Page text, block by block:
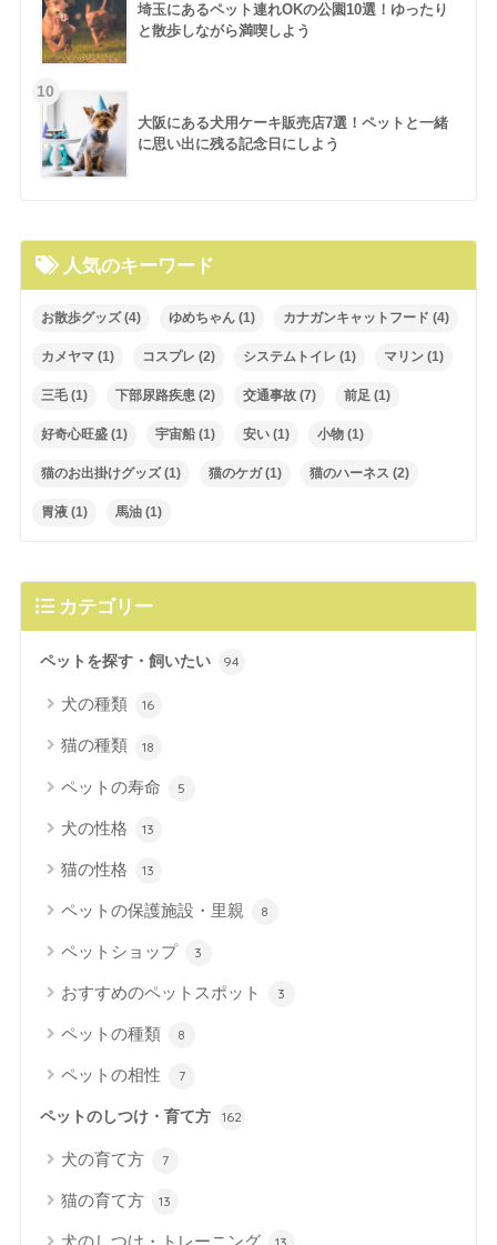
埼玉にあるペット連れOKの公園10選！ゆったり
と散歩しながら満喫しよう
大阪にある犬用ケーキ販売店7選！ペットと一緒
に思い出に残る記念日にしよう
人気のキーワード
お散歩グッズ(4) ゆめちゃん(1) カナガンキャットフード (4)
カメヤマ(1) コスプレ (2) システムトイレ (1) マリン(1)
三毛(1) 下部尿路疾患(2) 交通事故(7) 前足 (1)
好奇心旺盛(1) 宇宙船(1) 安い(1) 小物(1)
猫のお出掛けグッズ(1) 猫のケガ(1) 猫のハーネス (2)
胃液(1) 馬油(1)
カテゴリー
ペットを探す・飼いたい 94
犬の種類 16
猫の種類 18
ペットの寿命 5
犬の性格 13
猫の性格 13
ペットの保護施設・里親 8
ペットショップ 3
おすすめのペットスポット 3
ペットの種類 8
ペットの相性 7
ペットのしつけ・育て方 162
犬の育て方 7
猫の育て方 13
犬のしつけ・トレーニング